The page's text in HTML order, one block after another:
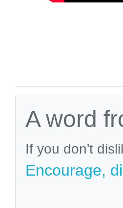
A word
If you don't
Encourage,